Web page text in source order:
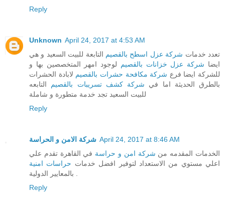
Reply
Unknown April 24, 2017 at 4:53 AM
تعدد خدمات شركة عزل اسطح بالقصيم التابعة للبيت السعيد و هي
ايضا شركة عزل خزانات بالقصيم
لوجود امهر المتخصصين بها و
للشركة ايضا فرع شركة مكافحة حشرات بالقصيم لابادة الحشرات
بالطرق الحديثة اما في شركة كشف تسريبات بالقصيم
التابعه
للبيت السعيد تجد خدمة متطورة و شاملة
Reply
شركة الامن و الحراسة April 24, 2017 at 8:46 AM
الخدمات المقدمه من شركة امن و حراسة في القاهرة تقدم علي
اعلي مستوي من الاستعداد لتوفير افضل خدمات حراسات امنية
Reply